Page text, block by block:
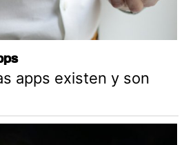
apps existen y son